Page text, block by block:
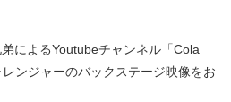
によるYoutubeチャンネル「Cola
ンジャーのバックステージ映像をお